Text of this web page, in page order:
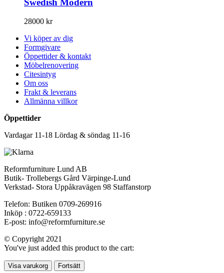
28000 kr
Vi köper av dig
Formgivare
Öppettider & kontakt
Möbelrenovering
Citesintyg
Om oss
Frakt & leverans
Allmänna villkor
Öppettider
Vardagar 11-18 Lördag & söndag 11-16
Reformfurniture Lund AB
Butik- Trollebergs Gård Värpinge-Lund
Verkstad- Stora Uppåkravägen 98 Staffanstorp
Telefon: Butiken 0709-269916
Inköp : 0722-659133
E-post: info@reformfurniture.se
© Copyright 2021
You've just added this product to the cart:
Visa varukorg Fortsätt